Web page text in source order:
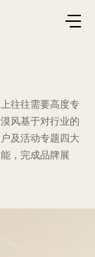
往往需要高度专
风基于对行业的
及活动专题四大
，完成品牌展